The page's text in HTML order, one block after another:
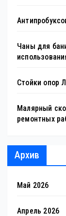
Чаны для
Стойки опор
Малярный
ремонтных
Архив
Май 2026
Апрель 2026